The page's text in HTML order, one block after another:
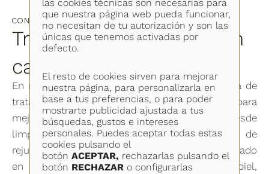
las cookies técnicas son necesarias para
que nuestra página web pueda funcionar,
no necesitan de tu autorización y son las
únicas que tenemos activadas por
defecto.
El resto de cookies sirven para mejorar
nuestra página, para personalizarla en
base a tus preferencias, o para poder
mostrarte publicidad ajustada a tus
búsquedas, gustos e intereses
personales. Puedes aceptar todas estas
cookies pulsando el
botón ACEPTAR, rechazarlas pulsando el
botón RECHAZAR o configurarlas
CONOCE EL PROCESO
Tratamientos faciales en
cabina
En nuestra clínica ofrecemos una amplia gama de
tratamientos faciales en cabina diseñados para
mejorar la salud y apariencia de la piel. Desde
limpiezas profundas hasta protocolos de
rejuvenecimiento, cada tratamiento está enfocado
en hidratar, regenerar y revitalizar la piel,